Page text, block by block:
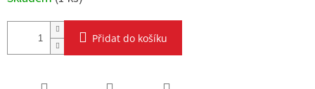
Přidat do košíku